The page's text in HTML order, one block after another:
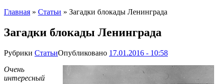
Главная » Статьи » Загадки блокады Ленинграда
Загадки блокады Ленинграда
Рубрики СтатьиОпубликовано 17.01.2016 - 10:58
Очень
интересный